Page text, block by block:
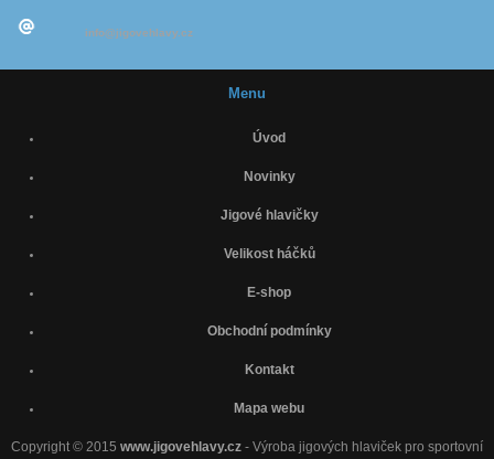
info@jigovehlavy.cz
Menu
Úvod
Novinky
Jigové hlavičky
Velikost háčků
E-shop
Obchodní podmínky
Kontakt
Mapa webu
Copyright © 2015 www.jigovehlavy.cz - Výroba jigových hlaviček pro sportovní